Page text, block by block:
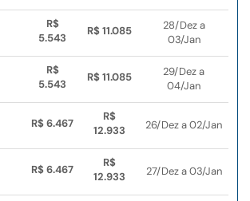
R$
5.543
R$ 11.085
28/Dez a
03/Jan
R$
5.543
R$ 11.085
29/Dez a
04/Jan
R$ 6.467
R$
12.933
26/Dez a 02/Jan
R$ 6.467
R$
12.933
27/Dez a 03/Jan